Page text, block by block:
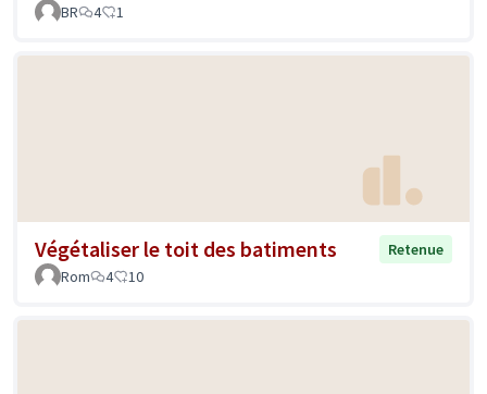
BR 4 1
Végétaliser le toit des batiments
Retenue
Rom
4 10